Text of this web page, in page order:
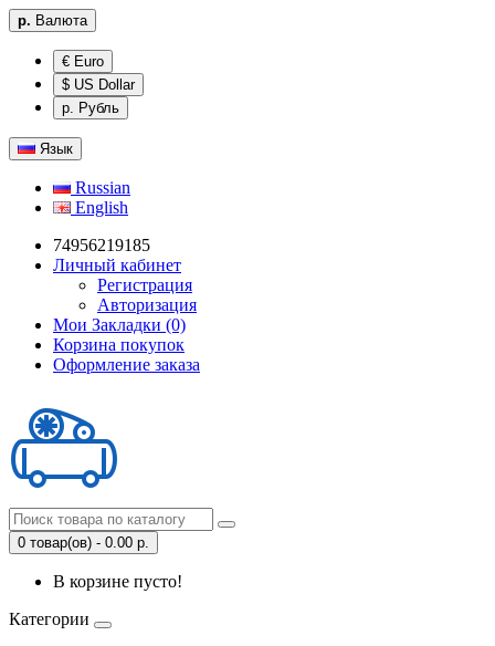
р. Валюта
€ Euro
$ US Dollar
р. Рубль
Язык
Russian
English
74956219185
Личный кабинет
Регистрация
Авторизация
Мои Закладки (0)
Корзина покупок
Оформление заказа
0 товар(ов) - 0.00 р.
В корзине пусто!
Категории